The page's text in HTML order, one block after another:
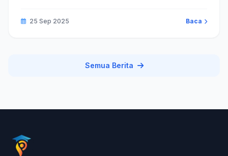
25 Sep 2025 Baca
Semua Berita